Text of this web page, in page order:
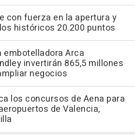
con fuerza en la apertura y
históricos 20.200 puntos
embotelladora Arca
invertirán 865,5 millones
negocios
los concursos de Aena para
de Valencia,